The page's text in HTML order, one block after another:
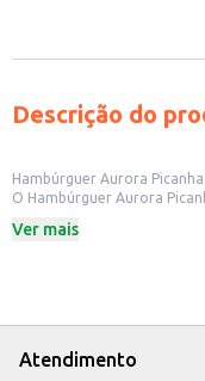
Descrição do
Hambúrguer Aurora
O Hambúrguer Aurora
hambúrguer é uma escolha
Ideal para lanchonetes e
qualidade.
O Hambúrguer Aurora
Ver mais
Atendimento